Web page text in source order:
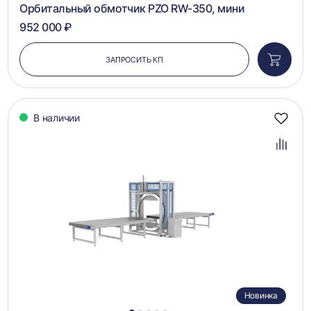
Орбитальный обмотчик PZO RW-350, мини
952 000 ₽
ЗАПРОСИТЬ КП
в
В наличии
Новинка